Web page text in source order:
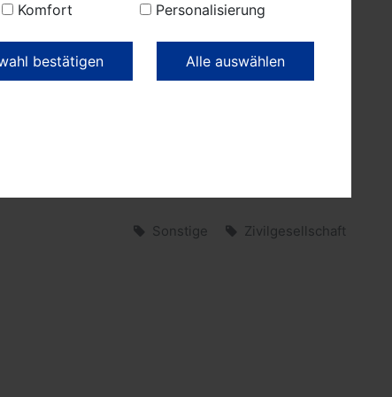
Komfort Personalisierung
bestätigen Alle auswählen
Kamerad Heiko Nagel ist mit seiner Arbeit
anerkennend.
Meyer bedauerten gleichermaßen, dass
nicht im größeren Rahmen stattfinden
weitere Kameraden in den Ortsteilen und in der
aber nicht minder anerkennenden Rahmen“,
Sonstige Zivilgesellschaft